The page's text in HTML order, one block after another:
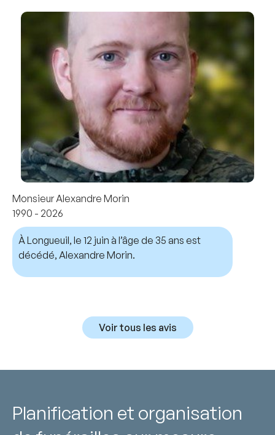
Monsieur Alexandre Morin
1990 - 2026
À Longueuil, le 12 juin à l’âge de 35 ans est
décédé, Alexandre Morin.
Voir tous les avis
Planification et organisation